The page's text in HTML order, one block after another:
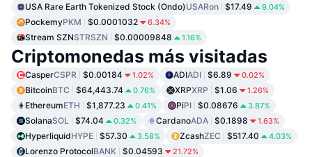
USA Rare Earth Tokenized Stock (Ondo)USARon $17.49 9.04%
PockemyPKM $0.0001032 6.34%
Stream SZNSTRSZN $0.00009848 1.16%
Criptomonedas más visitadas
CasperCSPR $0.00184 1.02% ADIADI $6.89 0.02%
BitcoinBTC $64,443.74 0.76% XRPXRP $1.06 1.26%
EthereumETH $1,877.23 0.41% PiPI $0.08676 3.87%
SolanaSOL $74.04 0.32% CardanoADA $0.1898 1.63%
HyperliquidHYPE $57.30 3.58% ZcashZEC $517.40 4.03%
Lorenzo ProtocolBANK $0.04593 21.72%